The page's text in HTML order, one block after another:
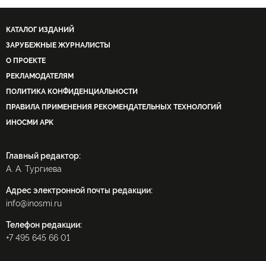
КАТАЛОГ ИЗДАНИЙ
ЗАРУБЕЖНЫЕ ЖУРНАЛИСТЫ
О ПРОЕКТЕ
РЕКЛАМОДАТЕЛЯМ
ПОЛИТИКА КОНФИДЕНЦИАЛЬНОСТИ
ПРАВИЛА ПРИМЕНЕНИЯ РЕКОМЕНДАТЕЛЬНЫХ ТЕХНОЛОГИЙ
ИНОСМИ APK
Главный редактор:
А. А. Тургиева
Адрес электронной почты редакции:
info@inosmi.ru
Телефон редакции:
+7 495 645 66 01